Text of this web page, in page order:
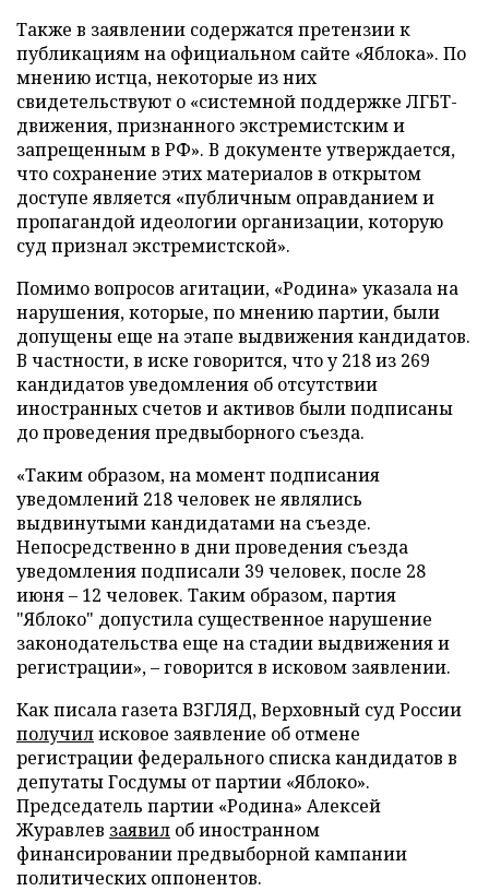
Также в заявлении содержатся претензии к
публикациям на официальном сайте «Яблока». По
мнению истца, некоторые из них
свидетельствуют о «системной поддержке ЛГБТ-
движения, признанного экстремистским и
запрещенным в РФ». В документе утверждается,
что сохранение этих материалов в открытом
доступе является «публичным оправданием и
пропагандой идеологии организации, которую
суд признал экстремистской».
Помимо вопросов агитации, «Родина» указала на
нарушения, которые, по мнению партии, были
допущены еще на этапе выдвижения кандидатов.
В частности, в иске говорится, что у 218 из 269
кандидатов уведомления об отсутствии
иностранных счетов и активов были подписаны
до проведения предвыборного съезда.
«Таким образом, на момент подписания
уведомлений 218 человек не являлись
выдвинутыми кандидатами на съезде.
Непосредственно в дни проведения съезда
уведомления подписали 39 человек, после 28
июня – 12 человек. Таким образом, партия
"Яблоко" допустила существенное нарушение
законодательства еще на стадии выдвижения и
регистрации», – говорится в исковом заявлении.
Как писала газета ВЗГЛЯД, Верховный суд России
получилисковое заявление об отмене
регистрации федерального списка кандидатов в
депутаты Госдумы от партии «Яблоко».
Председатель партии «Родина» Алексей
Журавлев заявил об иностранном
финансировании предвыборной кампании
политических оппонентов.